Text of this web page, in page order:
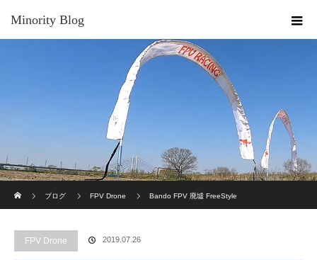
Minority Blog
ブログ
FPV Drone Bando FPV 廃墟 FreeStyle
FPV Drone 2019.07.26